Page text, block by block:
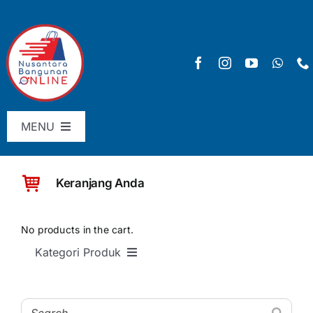
content
MENU
Menu Utama
Pricelist
SHOP
Checkout
Keranjang Anda
No products in the cart.
Kategori Produk